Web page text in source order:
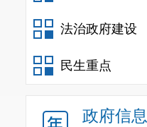
法治政府建设
民生重点
政府信息